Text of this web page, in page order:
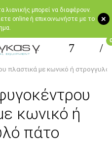
+
μπορεί να διαφέρουν.
online ή επικοινωνήστε με το
0
πλαστικά με κωνικό ή στρογγυλό
κωνικό ή
πάτο